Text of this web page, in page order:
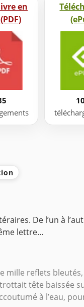
en
De l’un à
lettre...
mille reflets
tête baissée
à l’eau,